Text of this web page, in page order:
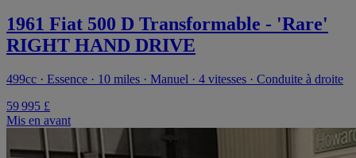
1961 Fiat 500 D Transformable - 'Rare'
RIGHT HAND DRIVE
499cc · Essence · 10 miles · Manuel · 4 vitesses · Conduite à droite
59 995 £
Mis en avant